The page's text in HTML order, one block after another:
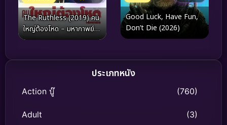
The Ruthless (2019) คน
ใหญ่ต้องโหด – มหากาพย์
ความทะเยอทะยานบนกอง
Good Luck, Have Fun,
Don’t Die (2026)
ประเภทหนัง
Action บู๊ (760)
Adult (3)